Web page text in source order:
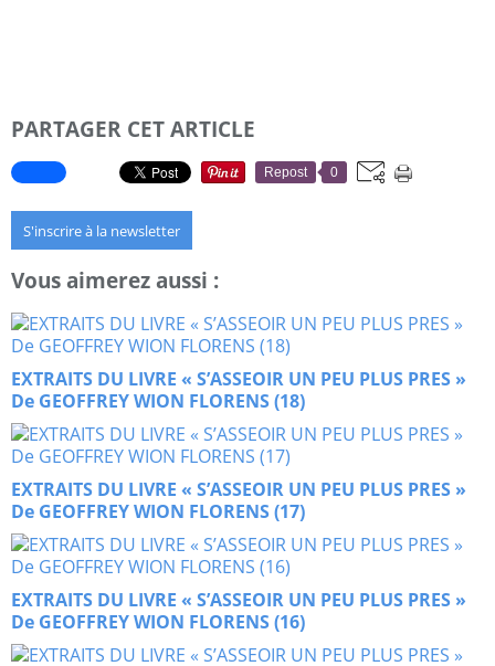
PARTAGER CET ARTICLE
Repost 0
S'inscrire à la newsletter
Vous aimerez aussi :
EXTRAITS DU LIVRE « S’ASSEOIR UN PEU PLUS PRES »
De GEOFFREY WION FLORENS (18)
EXTRAITS DU LIVRE « S’ASSEOIR UN PEU PLUS PRES »
De GEOFFREY WION FLORENS (17)
EXTRAITS DU LIVRE « S’ASSEOIR UN PEU PLUS PRES »
De GEOFFREY WION FLORENS (16)